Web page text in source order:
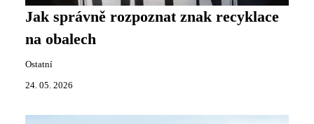
Jak správně rozpoznat znak recyklace
na obalech
Ostatní
24. 05. 2026